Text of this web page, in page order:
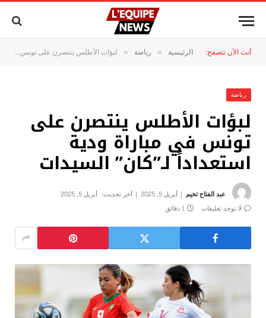
أنت الآن تتصفح: الرئيسية » رياضة » لبؤات الأطلس ينتصرن على تونس في مباراة ودية استعداداً لـ”كان” السيدات
رياضة
لبؤات الأطلس ينتصرن على
تونس في مباراة ودية
استعداداً لـ”كان” السيدات
عبد الفتاح تخيم أبريل 5, 2025 آخر تحديث: أبريل 5, 2025
لا توجد تعليقات
1 دقائق